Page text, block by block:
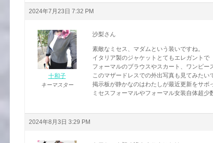
2024年7月23日 7:32 PM
十和子
キーマスター
沙梨さん
素敵なミセス、マダムという装いですね。
イタリア製のジャケットとてもエレガントで
フォーマルのブラウスやスカート、ワンピー
このマザードレスでの外出写真も見てみたい
掲示板が静かなのはわたしが最近更新をサボ
ミセスフォーマルやフォーマル女装自体超少
2024年8月3日 3:29 PM